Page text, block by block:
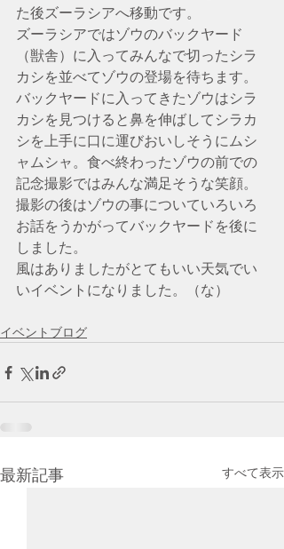
た後ズーラシアへ移動です。
ズーラシアではゾウのバックヤード
（獣舎）に入ってみんなで切ったシラ
カシを並べてゾウの登場を待ちます。
バックヤードに入ってきたゾウはシラ
カシを見つけると鼻を伸ばしてシラカ
シを上手に口に運びおいしそうにムシ
ャムシャ。食べ終わったゾウの前での
記念撮影ではみんな満足そうな笑顔。
撮影の後はゾウの事についていろいろ
お話をうかがってバックヤードを後に
しました。
風はありましたがとてもいい天気でい
いイベントになりました。（な）
イベントブログ
最新記事 すべて表示